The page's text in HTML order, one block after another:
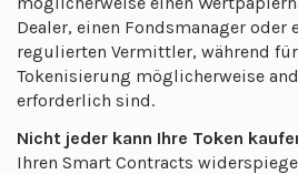
Dealer, einen Fondsmanager oder
regulierten Vermittler, während
Tokenisierung möglicherweise
erforderlich sind.
Nicht jeder kann Ihre Token
Ihren Smart Contracts